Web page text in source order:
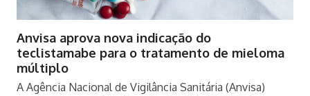
Anvisa aprova nova indicação do
teclistamabe para o tratamento de mieloma
múltiplo
A Agência Nacional de Vigilância Sanitária (Anvisa)